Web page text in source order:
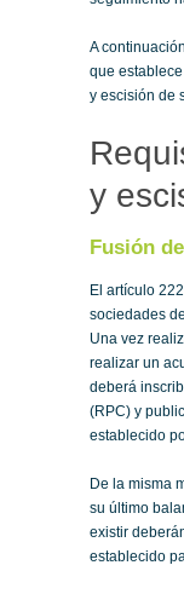
A
que
y escisión de
y
Fusión
El artículo
sociedades
Una vez
realizar un
deberá
(RPC) y
establecido
De la misma
su último
existir
establecido